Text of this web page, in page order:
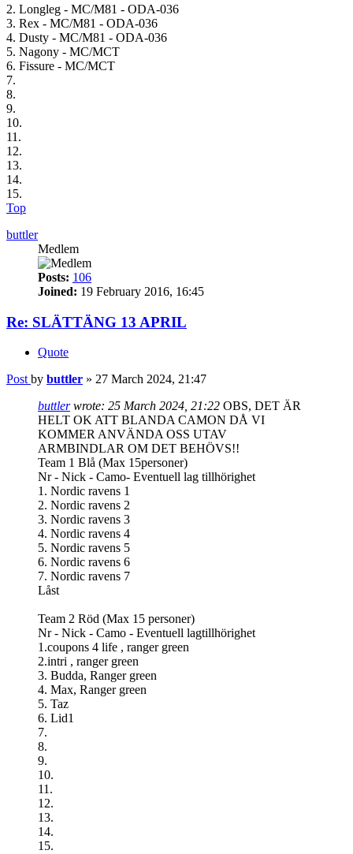
2. Longleg - MC/M81 - ODA-036
3. Rex - MC/M81 - ODA-036
4. Dusty - MC/M81 - ODA-036
5. Nagony - MC/MCT
6. Fissure - MC/MCT
7.
8.
9.
10.
11.
12.
13.
14.
15.
Top
buttler
Medlem
Posts: 106
Joined: 19 February 2016, 16:45
Re: SLÄTTÄNG 13 APRIL
Quote
Post by buttler » 27 March 2024, 21:47
buttlerwrote: 25 March 2024, 21:22 OBS, DET ÄR
HELT OK ATT BLANDA CAMON DÅ VI
KOMMER ANVÄNDA OSS UTAV
ARMBINDLAR OM DET BEHÖVS!!
Team 1 Blå (Max 15personer)
Nr - Nick - Camo- Eventuell lag tillhörighet
1. Nordic ravens 1
2. Nordic ravens 2
3. Nordic ravens 3
4. Nordic ravens 4
5. Nordic ravens 5
6. Nordic ravens 6
7. Nordic ravens 7
Låst
Team 2 Röd (Max 15 personer)
Nr - Nick - Camo - Eventuell lagtillhörighet
1.coupons 4 life , ranger green
2.intri , ranger green
3. Budda, Ranger green
4. Max, Ranger green
5. Taz
6. Lid1
7.
8.
9.
10.
11.
12.
13.
14.
15.